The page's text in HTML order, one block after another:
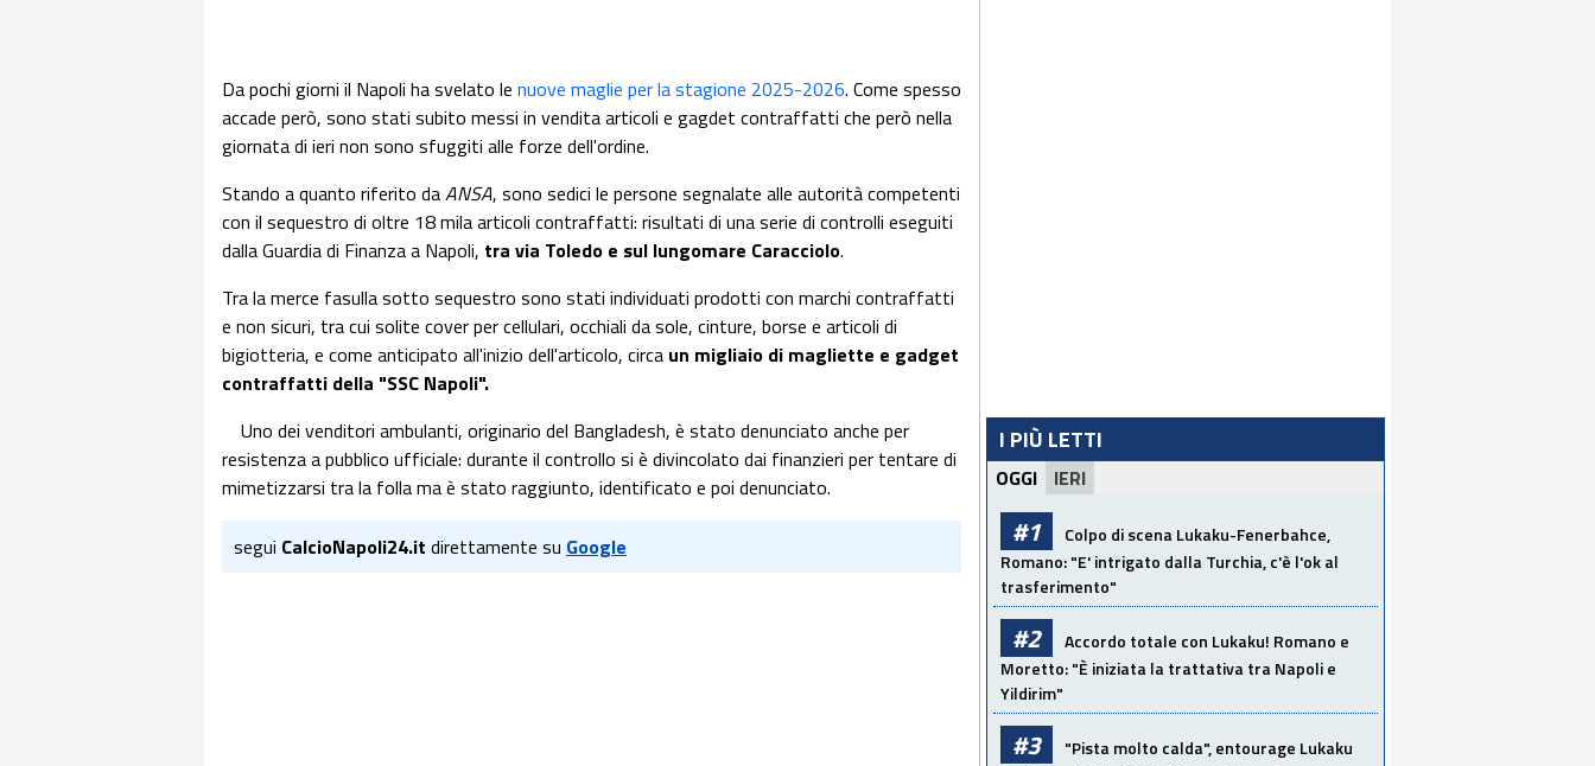
Da pochi giorni il Napoli ha svelato le nuove maglie per la stagione 2025-2026. Come spesso
accade però, sono stati subito messi in vendita articoli e gagdet contraffatti che però nella
giornata di ieri non sono sfuggiti alle forze dell'ordine.
Stando a quanto riferito daANSA, sono sedici le persone segnalate alle autorità competenti
con il sequestro di oltre 18 mila articoli contraffatti: risultati di una serie di controlli eseguiti
dalla Guardia di Finanza a Napoli, tra via Toledo e sul lungomare Caracciolo.
Tra la merce fasulla sotto sequestro sono stati individuati prodotti con marchi contraffatti
e non sicuri, tra cui solite cover per cellulari, occhiali da sole, cinture, borse e articoli di
bigiotteria, e come anticipato all'inizio dell'articolo, circa un migliaio di magliette e gadget
contraffatti della "SSC Napoli".
Uno dei venditori ambulanti, originario del Bangladesh, è stato denunciato anche per
resistenza a pubblico ufficiale: durante il controllo si è divincolato dai finanzieri per tentare di
mimetizzarsi tra la folla ma è stato raggiunto, identificato e poi denunciato.
segui CalcioNapoli24.it direttamente su Google
I PIÙ LETTI
OGGI IERI
#1
Colpo di scena Lukaku-Fenerbahce,
Romano: "E' intrigato dalla Turchia, c'è l'ok al
trasferimento"
#2
Accordo totale con Lukaku! Romano e
Moretto: "È iniziata la trattativa tra Napoli e
Yildirim"
#3
"Pista molto calda", entourage Lukaku